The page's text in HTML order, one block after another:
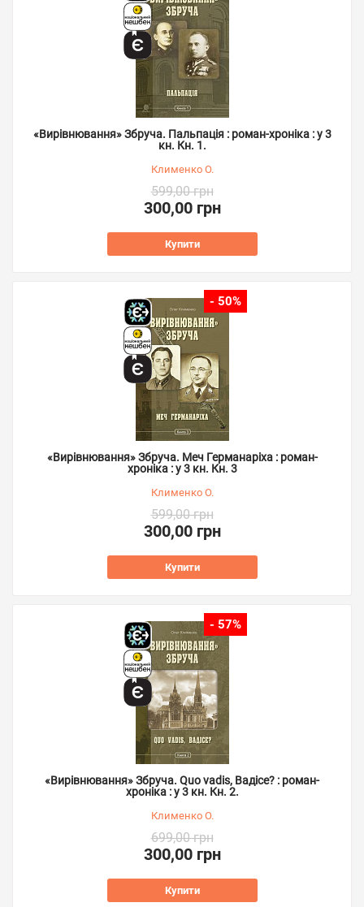
«Вирівнювання» Збруча. Пальпація : роман-хроніка : у 3
кн. Кн. 1.
Клименко О.
599,00 грн
300,00 грн
Купити
- 50%
«Вирівнювання» Збруча. Меч Германаріха : роман-
хроніка : у 3 кн. Кн. 3
Клименко О.
599,00 грн
300,00 грн
Купити
- 57%
«Вирівнювання» Збруча. Quo vadis, Вадісе? : роман-
хроніка : у 3 кн. Кн. 2.
Клименко О.
699,00 грн
300,00 грн
Купити